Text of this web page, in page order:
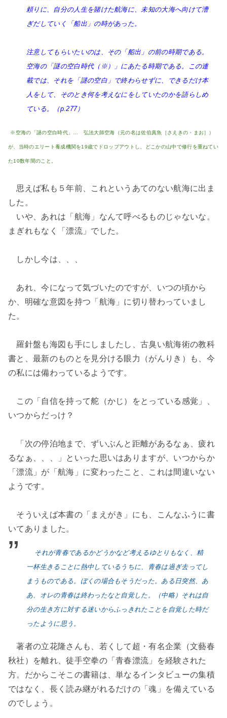
頼りに、自分の人生を賭けた航海に、未知の大海へ向けて漕
ぎだしていく「船出」の時があった。
注意してもらいたいのは、その「船出」の前の時期である。
空海の「謎の空白時代（※）」にあたる時期である。この連
載では、それを「謎の空白」で終わらせずに、できるだけ本
人をして、そのとき何を考えなにをしていたのかを語らしめ
ている。（p.277）
※空海の「謎の空白時代」… 弘法大師空海（元の名は佐伯真魚［さえきの・まお］）
が、当時のエリート養成機関を19歳でドロップアウトし、どこかの山中で修行を重ねてい
た10数年間のこと。
思えば私も５年前、これというあてのない航海に出ま
した。
いや、あれは「航海」なんて呼べるものじゃないな。
まぎれもなく「漂流」でした。
しかし今は、、、
あれ、今になって気づいたのですが、いつの頃から
か、明確な意図を持つ「航海」に切り替わっていまし
た。
羅針盤も海図も手にしましたし、古臭い航海術の教科
書と、最新のものとを見分ける眼力（がんりき）も、今
の私には備わっているようです。
この「自信を持って舵（かじ）をとっている感覚」、
いつからだっけ？
「次の停泊地まで、ずいぶんと距離があるなぁ、疲れ
るなぁ、、、」といった思いはありますが、いつからか
「漂流」が「航海」に変わったこと、これは間違いない
ようです。
そういえば本書の「まえがき」にも、こんなふうに書
いてありました。
それが青春であるかどうかなど考えるゆとりもなく、精
一杯生きることに熱中しているうちに、青春は過ぎ去ってし
まうものである。ぼくの場合もそうだった。ある日突然、あ
あ、オレの青春は終わったなと自覚した。（中略）それは自
分の生き方に対する迷いからふっきれたことを自覚した時だ
ったように思う。
著者の立花隆さんも、若くして超・有名企業（文藝春
秋社）を離れ、徒手空拳の「青春漂流」を経験された
方。だからこそこの書籍は、単なるインタビューの集積
ではなく、長く読み継がれるだけの「魂」を備えている
のでしょう。